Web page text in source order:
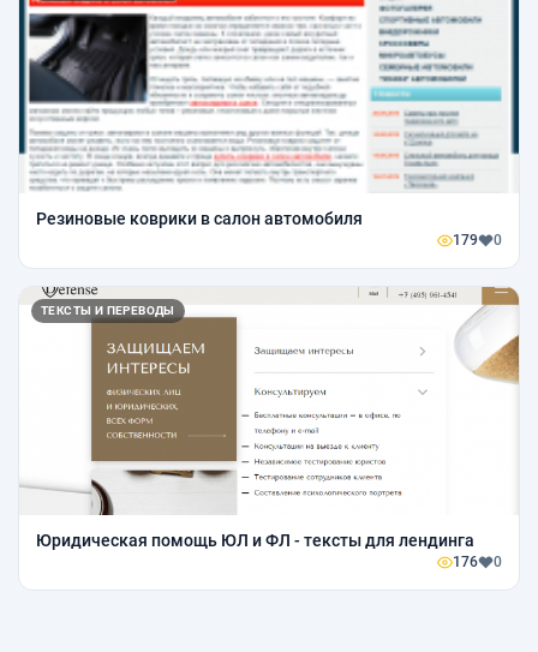
Резиновые коврики в салон автомобиля
179 0
ТЕКСТЫ И ПЕРЕВОДЫ
Юридическая помощь ЮЛ и ФЛ - тексты для лендинга
176 0